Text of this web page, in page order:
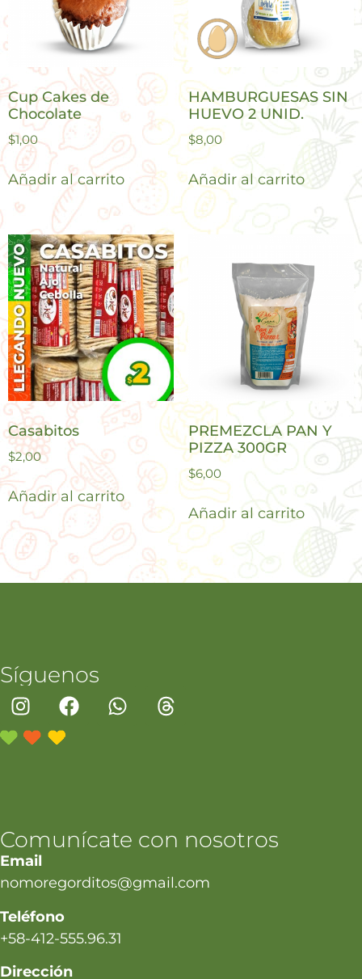
Cup Cakes de
Chocolate
$1,00
Añadir al carrito
HAMBURGUESAS SIN
HUEVO 2 UNID.
$8,00
Añadir al carrito
Casabitos
$2,00
Añadir al carrito
PREMEZCLA PAN Y
PIZZA 300GR
$6,00
Añadir al carrito
Síguenos
Comunícate con nosotros
Email
nomoregorditos@gmail.com
Teléfono
+58-412-555.96.31
Dirección